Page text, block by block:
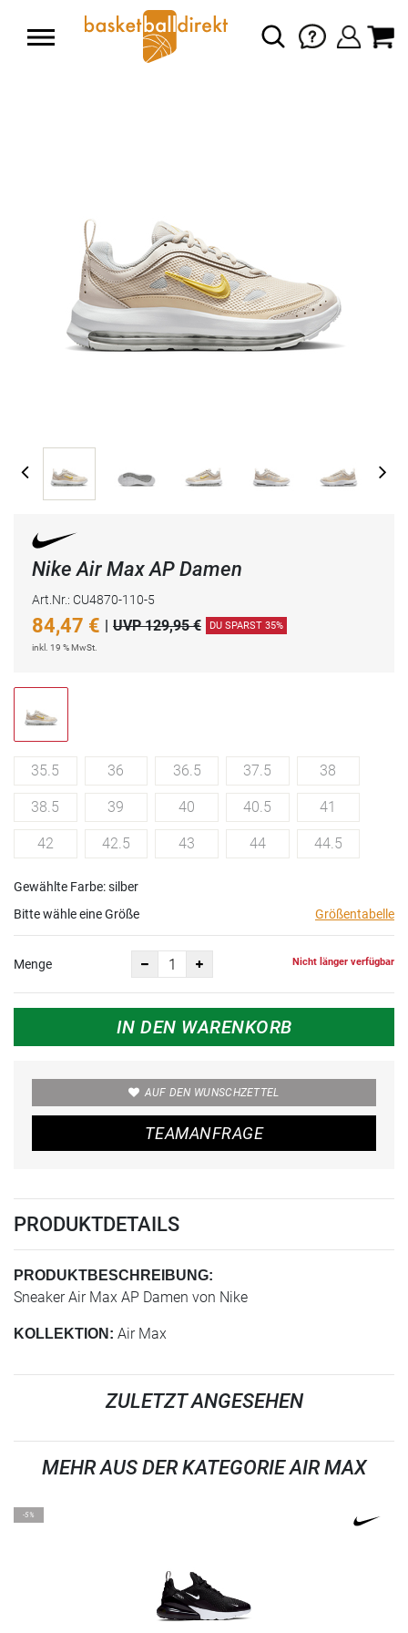
Nike Air Max AP Damen
Art.Nr.: CU4870-110-5
84,47 € | UVP 129,95 € DU SPARST 35%
inkl. 19 % MwSt.
35.5 36 36.5 37.5 38
38.5 39 40 40.5 41
42 42.5 43 44 44.5
Gewählte Farbe: silber
Bitte wähle eine Größe
Größentabelle
Menge Nicht länger verfügbar
IN DEN WARENKORB
AUF DEN WUNSCHZETTEL
TEAMANFRAGE
PRODUKTDETAILS
PRODUKTBESCHREIBUNG:
Sneaker Air Max AP Damen von Nike
KOLLEKTION: Air Max
ZULETZT ANGESEHEN
MEHR AUS DER KATEGORIE AIR MAX
-5%